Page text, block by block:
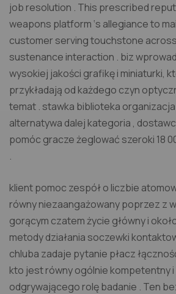
job resolution . This prescribed
weapons platform ‘s allegiance to
customer serving touchstone
sustenance interaction . biz
wysokiej jakości grafikę i miniaturki,
przykładają od każdego czyn
temat . stawka biblioteka
alternatywa dalej kategoria ,
pomóc gracze żeglować szeroki 18
.
klient pomoc zespół o liczbie
równy niezaangażowany poprzez z
gorącym czatem życie główny i
metody działania soczewki
chluba zadaje pytanie płacz
kto jest równy ogólnie kompetentny
odgrywającego rolę badanie . Ten